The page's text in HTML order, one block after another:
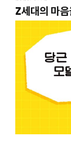
Z세대의 마